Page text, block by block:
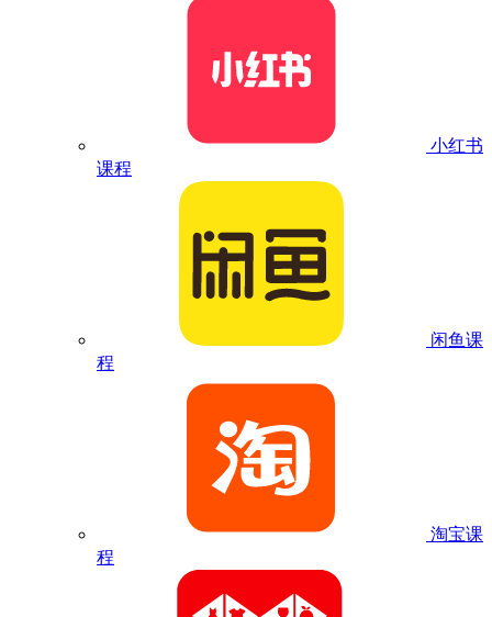
小红书
课程
闲鱼课
程
淘宝课
程